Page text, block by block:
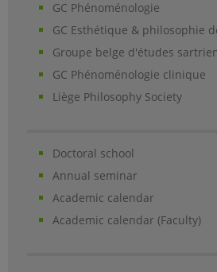
GC Phénoménologie
GC Esthétique & philosophie
Groupe belge d'études
GC Phénoménologie clinique
Liège Philosophy Society
Doctoral school
Annual seminar
Academic calendar
Academic calendar (Faculty)